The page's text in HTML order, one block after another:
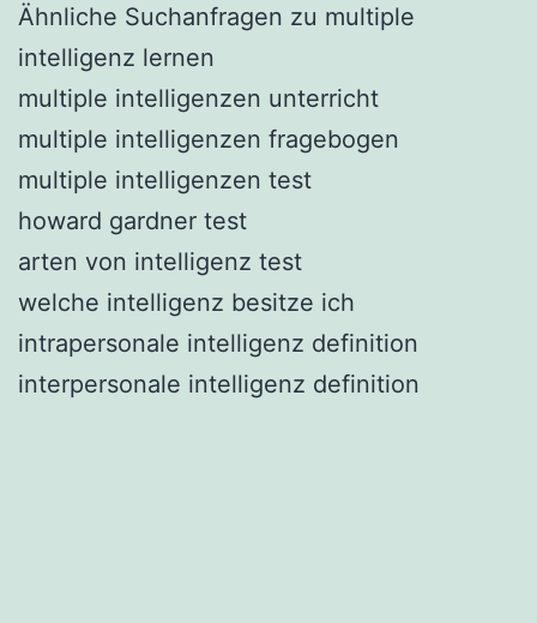
Ähnliche Suchanfragen zu multiple
intelligenz lernen
multiple intelligenzen unterricht
multiple intelligenzen fragebogen
multiple intelligenzen test
howard gardner test
arten von intelligenz test
welche intelligenz besitze ich
intrapersonale intelligenz definition
interpersonale intelligenz definition